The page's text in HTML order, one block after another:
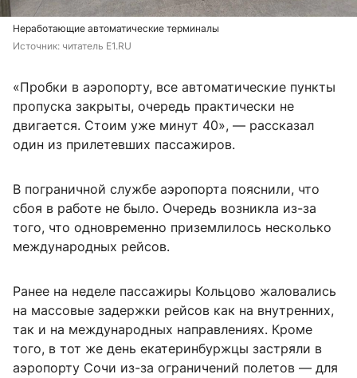
Неработающие автоматические терминалы
Источник: читатель E1.RU
«Пробки в аэропорту, все автоматические пункты
пропуска закрыты, очередь практически не
двигается. Стоим уже минут 40», — рассказал
один из прилетевших пассажиров.
В пограничной службе аэропорта пояснили, что
сбоя в работе не было. Очередь возникла из-за
того, что одновременно приземлилось несколько
международных рейсов.
Ранее на неделе пассажиры Кольцово жаловались
на массовые задержки рейсов как на внутренних,
так и на международных направлениях. Кроме
того, в тот же день екатеринбуржцы застряли в
аэропорту Сочи из-за ограничений полетов — для